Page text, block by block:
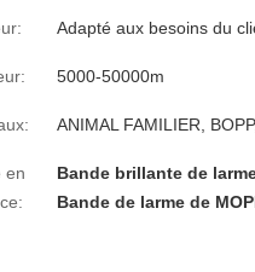
Adapté aux besoins du
5000-50000m
ANIMAL FAMILIER,
en
Bande brillante de
Bande de larme de